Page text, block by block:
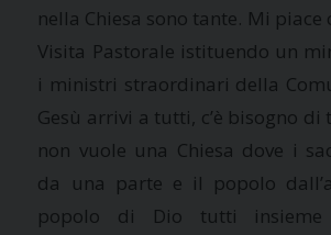
nella Chiesa sono tante. Mi piace
Visita Pastorale istituendo un
i ministri straordinari della
Gesù arrivi a tutti, c’è bisogno di
non vuole una Chiesa dove i
da una parte e il popolo
popolo di Dio tutti insieme